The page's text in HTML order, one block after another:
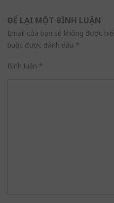
ĐỂ LẠI MỘT BÌNH LUẬN
Email của bạn sẽ không được
buộc được đánh dấu *
Bình luận *